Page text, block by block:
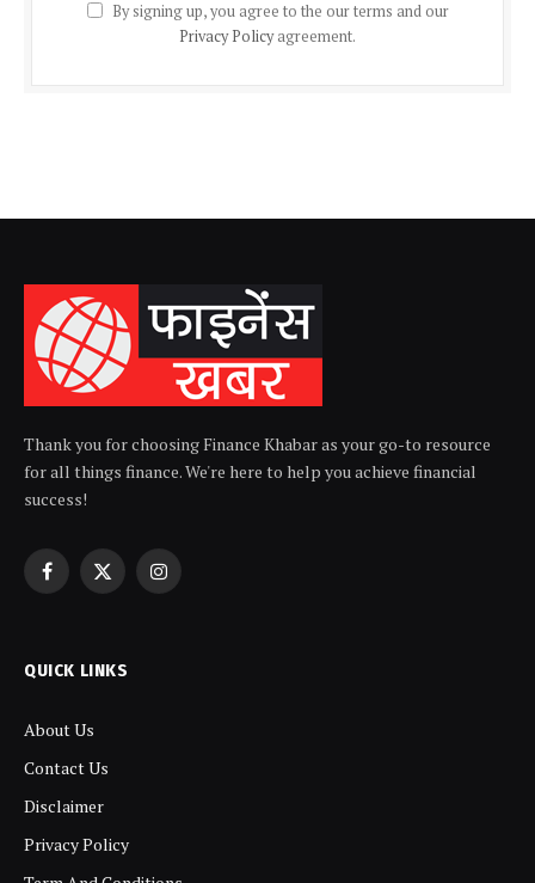
By signing up, you agree to the our terms and our
Privacy Policyagreement.
Thank you for choosing Finance Khabar as your go-to resource
for all things finance. We're here to help you achieve financial
success!
Facebook
X
Instagram
QUICK LINKS
About Us
Contact Us
Disclaimer
Privacy Policy